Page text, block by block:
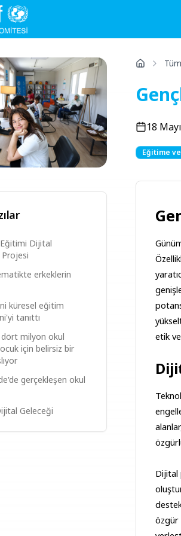
Dijital
erkeklerin
küresel eğitim
tanıttı
dört milyon okul
için belirsiz bir
gerçekleşen okul
Geleceği
18
Eğitime
etik
Dijital
özgür